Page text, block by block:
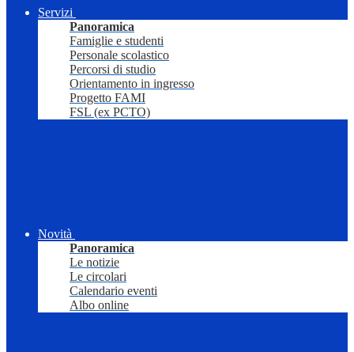
Servizi
Panoramica
Famiglie e studenti
Personale scolastico
Percorsi di studio
Orientamento in ingresso
Progetto FAMI
FSL (ex PCTO)
Novità
Panoramica
Le notizie
Le circolari
Calendario eventi
Albo online